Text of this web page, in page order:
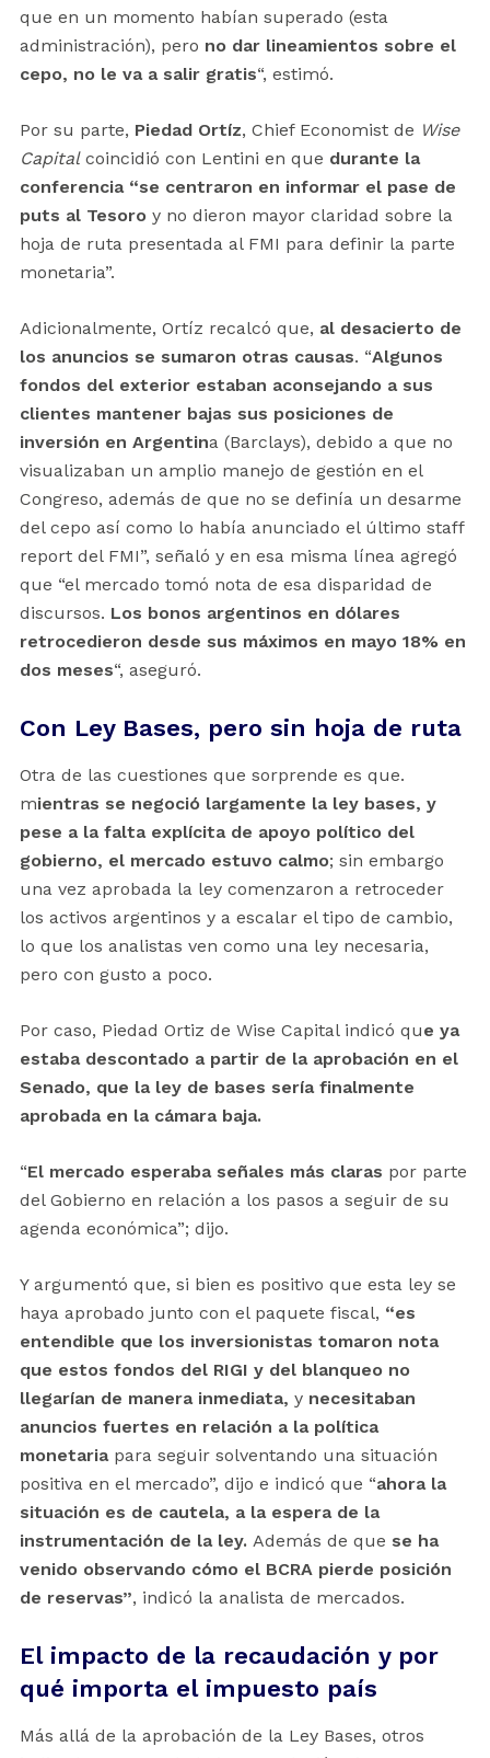
que en un momento habían superado (esta
administración), pero no dar lineamientos sobre el
cepo, no le va a salir gratis“, estimó.
Por su parte, Piedad Ortíz, Chief Economist de Wise
Capital coincidió con Lentini en que durante la
conferencia “se centraron en informar el pase de
puts al Tesoro y no dieron mayor claridad sobre la
hoja de ruta presentada al FMI para definir la parte
monetaria”.
Adicionalmente, Ortíz recalcó que, al desacierto de
los anuncios se sumaron otras causas. “Algunos
fondos del exterior estaban aconsejando a sus
clientes mantener bajas sus posiciones de
inversión en Argentina (Barclays), debido a que no
visualizaban un amplio manejo de gestión en el
Congreso, además de que no se definía un desarme
del cepo así como lo había anunciado el último staff
report del FMI”, señaló y en esa misma línea agregó
que “el mercado tomó nota de esa disparidad de
discursos. Los bonos argentinos en dólares
retrocedieron desde sus máximos en mayo 18% en
dos meses“, aseguró.
Con Ley Bases, pero sin hoja de ruta
Otra de las cuestiones que sorprende es que.
mientras se negoció largamente la ley bases, y
pese a la falta explícita de apoyo político del
gobierno, el mercado estuvo calmo; sin embargo
una vez aprobada la ley comenzaron a retroceder
los activos argentinos y a escalar el tipo de cambio,
lo que los analistas ven como una ley necesaria,
pero con gusto a poco.
Por caso, Piedad Ortiz de Wise Capital indicó que ya
estaba descontado a partir de la aprobación en el
Senado, que la ley de bases sería finalmente
aprobada en la cámara baja.
“El mercado esperaba señales más claras por parte
del Gobierno en relación a los pasos a seguir de su
agenda económica”; dijo.
Y argumentó que, si bien es positivo que esta ley se
haya aprobado junto con el paquete fiscal, “es
entendible que los inversionistas tomaron nota
que estos fondos del RIGI y del blanqueo no
llegarían de manera inmediata, y necesitaban
anuncios fuertes en relación a la política
monetariapara seguir solventando una situación
positiva en el mercado”, dijo e indicó que “ahora la
situación es de cautela, a la espera de la
instrumentación de la ley.Además de que se ha
venido observando cómo el BCRA pierde posición
de reservas”, indicó la analista de mercados.
El impacto de la recaudación y por
qué importa el impuesto país
Más allá de la aprobación de la Ley Bases, otros